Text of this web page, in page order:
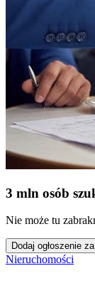
3 mln osób
Nie może tu
Dodaj ogłoszenie
Nieruchomości